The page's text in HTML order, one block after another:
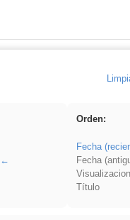
Orden:
Fecha
Fecha
Título